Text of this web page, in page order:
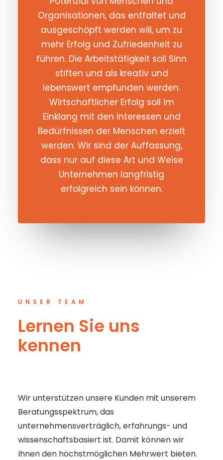
Organisationen, das entfaltet und
ausgeschöpft werden will, um zu
mehr Erfolg und Zufriedenheit zu
führen. Die Arbeitstätigkeit soll Sinn
stiften und als kreativ und
lebenswert empfunden werden.
Wirtschaftlicher Erfolg soll im
Einklang mit den Interessen und
Bedürfnissen der Menschen erzielt
werden. Wir sind der Auffassung,
dass nur auf diese Art und Weise
Unternehmen langfristig
erfolgreich sein können.
UNSER TEAM
Lernen Sie uns
kennen
Wir unterstützen unsere Kunden mit unserem
Beratungsspektrum, das
unternehmensverträglich, erfahrungs- und
wissenschaftsbasiert ist. Damit können wir
Ihnen den höchstmöglichen Mehrwert bieten.